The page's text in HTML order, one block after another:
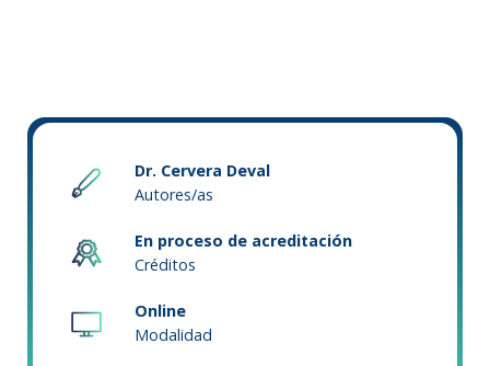
Dr. Cervera Deval
Autores/as
En proceso de acreditación
Créditos
Online
Modalidad